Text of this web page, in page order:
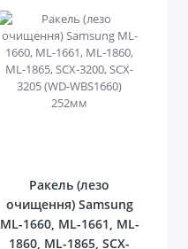
Ракель (лезо
очищення) Samsung
ML-1660, ML-1661, ML-
1860, ML-1865, SCX-